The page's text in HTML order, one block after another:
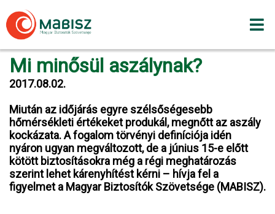
to
content
Mi minősül aszálynak?
2017.08.02.
Miután az időjárás egyre szélsőségesebb
hőmérsékleti értékeket produkál, megnőtt az aszály
kockázata. A fogalom törvényi definíciója idén
nyáron ugyan megváltozott, de a június 15-e előtt
kötött biztosításokra még a régi meghatározás
szerint lehet kárenyhítést kérni – hívja fel a
figyelmet a Magyar Biztosítók Szövetsége (MABISZ).